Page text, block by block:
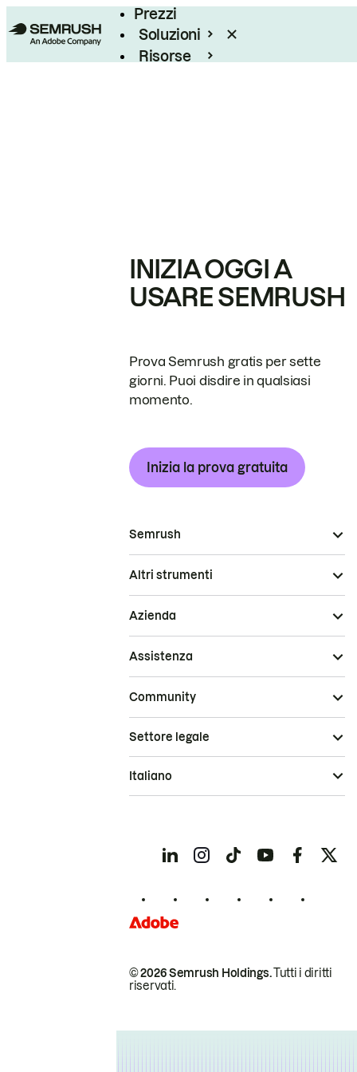
Prezzi
Soluzioni
Risorse
INIZIA OGGI A
USARE SEMRUSH
Prova Semrush gratis per sette
giorni. Puoi disdire in qualsiasi
momento.
Inizia la prova gratuita
Semrush
Altri strumenti
Azienda
Assistenza
Community
© 2026 Semrush Holdings.Tutti i diritti
riservati.
Settore legale
Italiano